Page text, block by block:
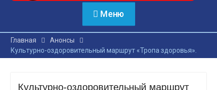
Меню
Главная
Анонсы
Культурно-оздоровительный маршрут «Тропа здоровья».
Культурно-оздоровительный маршрут